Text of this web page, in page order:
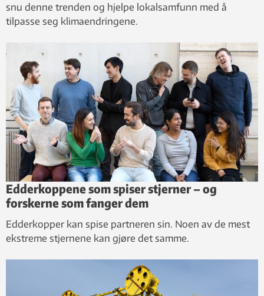
snu denne trenden og hjelpe lokalsamfunn med å
tilpasse seg klimaendringene.
Edderkoppene som spiser stjerner – og
forskerne som fanger dem
Edderkopper kan spise partneren sin. Noen av de mest
ekstreme stjernene kan gjøre det samme.